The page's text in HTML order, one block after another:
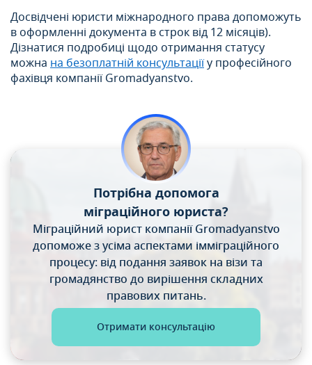
Досвідчені юристи міжнародного права допоможуть
в оформленні документа в строк від 12 місяців).
Дізнатися подробиці щодо отримання статусу
можна на безоплатній консультаціїу професійного
фахівця компанії Gromadyanstvo.
Потрібна допомога
міграційного юриста?
Міграційний юрист компанії Gromadyanstvo
допоможез усіма аспектами імміграційного
процесу: від подання заявок на візи та
громадянство до вирішення складних
правових питань.
Отримати консультацію